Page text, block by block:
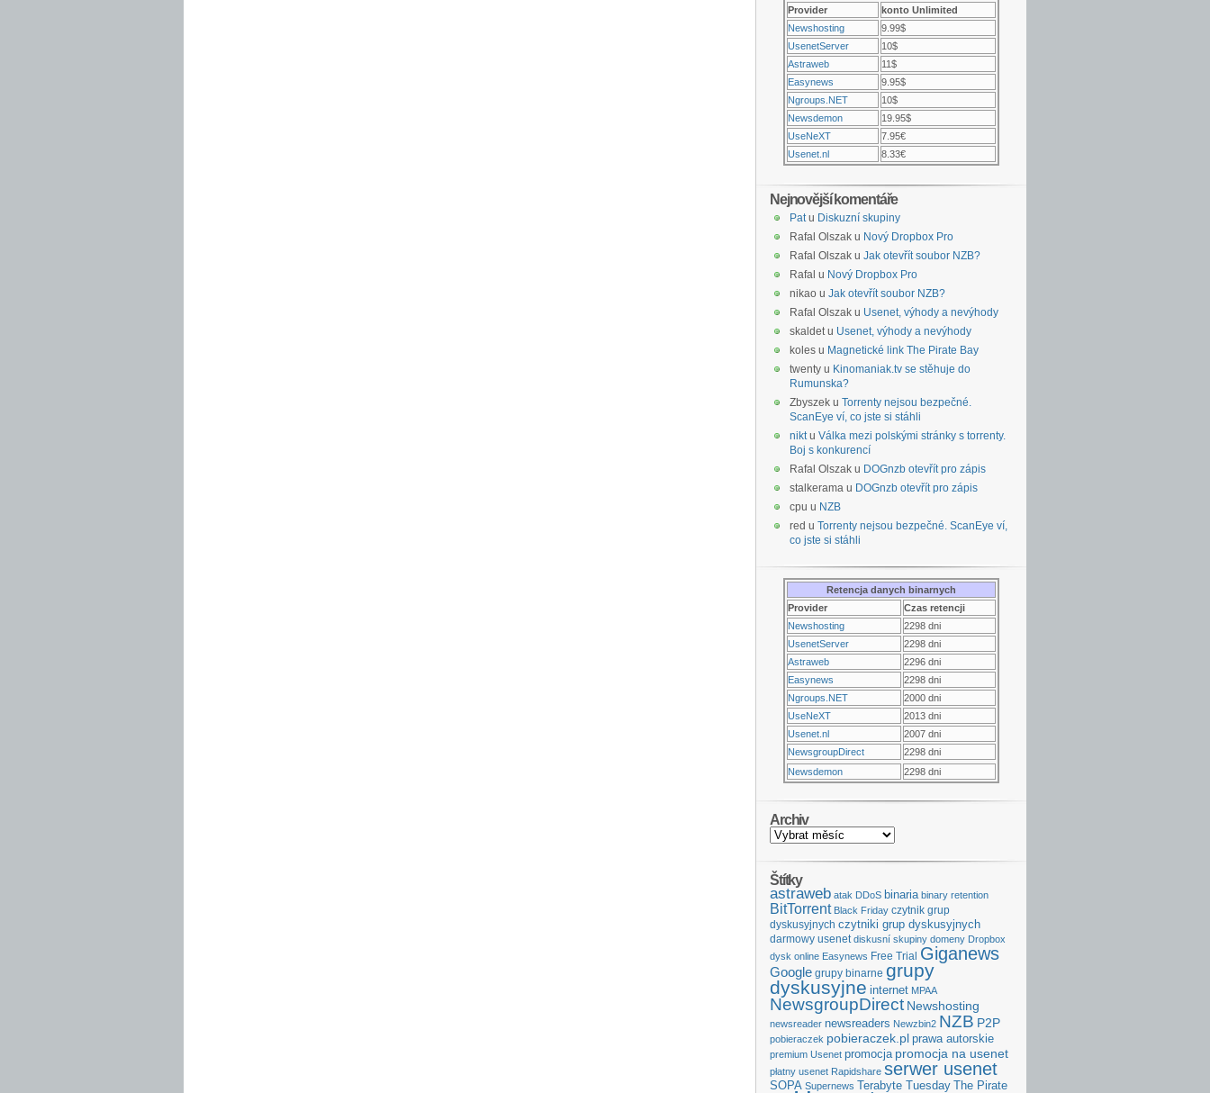
Provider
konto Unlimited
Newshosting
9.99$
UsenetServer
10$
Astraweb
11$
Easynews
9.95$
Ngroups.NET
10$
Newsdemon
19.95$
UseNeXT
7.95€
Usenet.nl
8.33€
Nejnovější komentáře
Patu Diskuzní skupiny
Rafal Olszak u Nový Dropbox Pro
Rafal Olszak u Jak otevřít soubor NZB?
Rafal u Nový Dropbox Pro
nikao u Jak otevřít soubor NZB?
Rafal Olszak u Usenet, výhody a nevýhody
skaldet u Usenet, výhody a nevýhody
koles u Magnetické link The Pirate Bay
twenty u Kinomaniak.tv se stěhuje do
Rumunska?
Zbyszek u Torrenty nejsou bezpečné.
ScanEye ví, co jste si stáhli
niktu Válka mezi polskými stránky s torrenty.
Boj s konkurencí
Rafal Olszak u DOGnzb otevřít pro zápis
stalkerama u DOGnzb otevřít pro zápis
cpu u NZB
red u Torrenty nejsou bezpečné. ScanEye ví,
co jste si stáhli
Retencja danych binarnych
Provider
Czas retencji
Newshosting
2298 dni
UsenetServer
2298 dni
Astraweb
2296 dni
Easynews
2298 dni
Ngroups.NET
2000 dni
UseNeXT
2013 dni
Usenet.nl
2007 dni
NewsgroupDirect
2298 dni
Newsdemon
2298 dni
Archiv
Štítky
astraweb atak DDoS binaria binary retention
BitTorrent Black Friday czytnik grup
dyskusyjnych czytniki grup dyskusyjnych
darmowy usenet diskusní skupiny domeny Dropbox
dysk online Easynews Free Trial Giganews
Google grupy binarne grupy
dyskusyjne internet MPAA
NewsgroupDirect Newshosting
newsreader newsreaders Newzbin2 NZB P2P
pobieraczek pobieraczek.pl prawa autorskie
premium Usenet promocja promocja na usenet
płatny usenet Rapidshare serwer usenet
SOPA Supernews Terabyte Tuesday The Pirate